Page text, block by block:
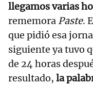
llegamos varias
rememora Paste.
que pidió esa
siguiente ya tuvo
de 24 horas
resultado, la